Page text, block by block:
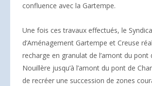
confluence avec la Gartempe.
Une fois ces travaux effectués, le
d’Aménagement Gartempe et Creuse
recharge en granulat de l’amont du pont
Nouillère jusqu’à l’amont du pont de
de recréer une succession de zones